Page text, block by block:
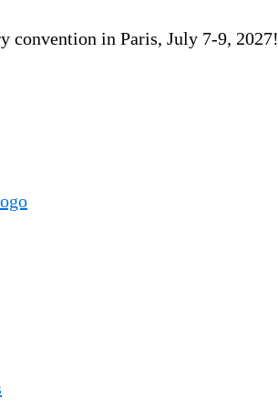
convention in Paris, July 7-9, 2027!